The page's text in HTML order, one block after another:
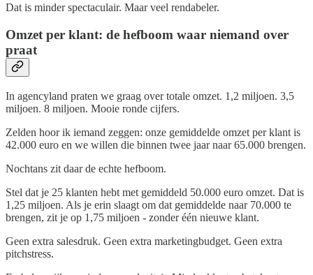
Dat is minder spectaculair. Maar veel rendabeler.
Omzet per klant: de hefboom waar niemand over
praat
In agencyland praten we graag over totale omzet. 1,2 miljoen. 3,5
miljoen. 8 miljoen. Mooie ronde cijfers.
Zelden hoor ik iemand zeggen: onze gemiddelde omzet per klant is
42.000 euro en we willen die binnen twee jaar naar 65.000 brengen.
Nochtans zit daar de echte hefboom.
Stel dat je 25 klanten hebt met gemiddeld 50.000 euro omzet. Dat is
1,25 miljoen. Als je erin slaagt om dat gemiddelde naar 70.000 te
brengen, zit je op 1,75 miljoen - zonder één nieuwe klant.
Geen extra salesdruk. Geen extra marketingbudget. Geen extra
pitchstress.